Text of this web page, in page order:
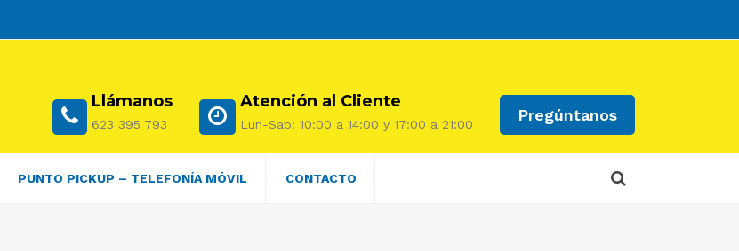
Pregúntanos
Atención al Cliente
Lun-Sab: 10:00 a 14:00 y 17:00 a 21:00
Llámanos
623 395 793
PUNTO PICKUP – TELEFONÍA MÓVIL CONTACTO